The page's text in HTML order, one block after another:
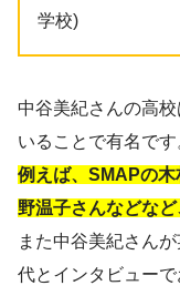
学校)
中谷美紀さんの高
いることで有名です
例えば、SMAPの
野温子さんなどな
また中谷美紀さん
代とインタビューで